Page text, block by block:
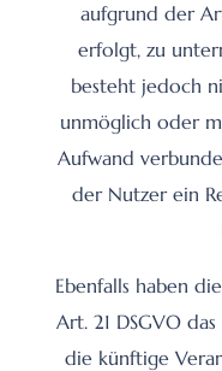
aufgrund der
erfolgt, zu
besteht jedoch
unmöglich oder
Aufwand
der Nutzer ein
Ebenfalls haben
Art. 21 DSGVO
die künftige